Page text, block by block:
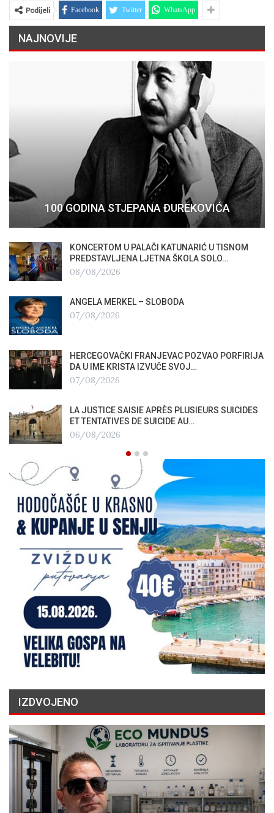
Podijeli Facebook Twitter WhatsApp
NAJNOVIJE
100 GODINA STJEPANA ĐUREKOVIĆA
KONCERTOM U PALAČI KATUNARIĆ U TISNOM
PREDSTAVLJENA LJETNA ŠKOLA SOLO…
08/08/2026
ANGELA MERKEL – SLOBODA
07/08/2026
HERCEGOVAČKI FRANJEVAC POZVAO PORFIRIJA
DA U IME KRISTA IZVUČE SVOJ…
07/08/2026
LA JUSTICE SAISIE APRÈS PLUSIEURS SUICIDES
ET TENTATIVES DE SUICIDE AU…
06/08/2026
IZDVOJENO